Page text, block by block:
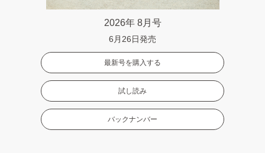
2026年 8月号
6月26日発売
最新号を購入する
試し読み
バックナンバー